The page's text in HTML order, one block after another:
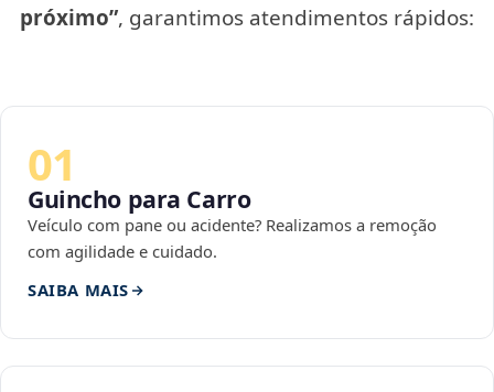
próximo”, garantimos atendimentos rápidos:
01
Guincho para Carro
Veículo com pane ou acidente? Realizamos a remoção
com agilidade e cuidado.
SAIBA MAIS